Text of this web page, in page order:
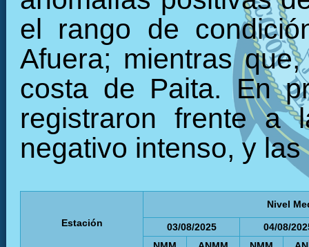
el rango de
Afuera; mientras
costa de Paita. En
registraron frente a
negativo intenso, y
Estación
Nivel
03/08/2025
04/08/